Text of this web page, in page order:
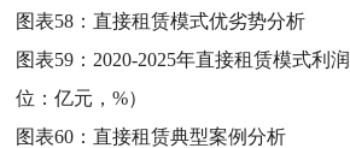
图表58：直接租赁模式优劣势分析
图表59： 2020-2025年直接租赁模式利
位：亿元，%）
图表60：直接租赁典型案例分析